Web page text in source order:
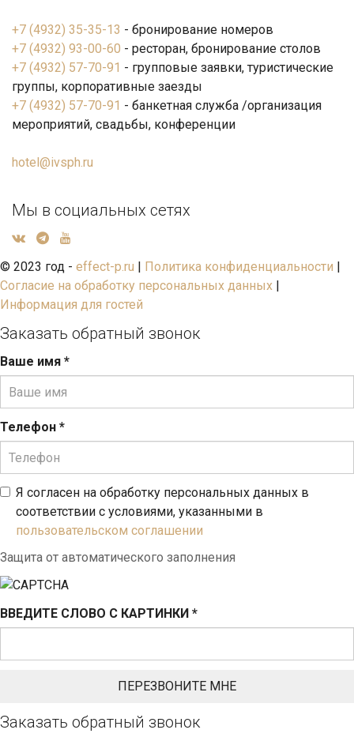
+7 (4932) 35-35-13 - бронирование номеров
+7 (4932) 93-00-60 - ресторан, бронирование столов
+7 (4932) 57-70-91 - групповые заявки, туристические
группы, корпоративные заезды
+7 (4932) 57-70-91 - банкетная служба /организация
мероприятий, свадьбы, конференции
hotel@ivsph.ru
Мы в социальных сетях
© 2023 год - effect-p.ru | Политика конфиденциальности |
Согласие на обработку персональных данных |
Информация для гостей
Заказать обратный звонок
Ваше имя *
Телефон *
Я согласен на обработку персональных данных в
соответствии с условиями, указанными в
пользовательском соглашении
Защита от автоматического заполнения
ВВЕДИТЕ СЛОВО С КАРТИНКИ *
Заказать обратный звонок